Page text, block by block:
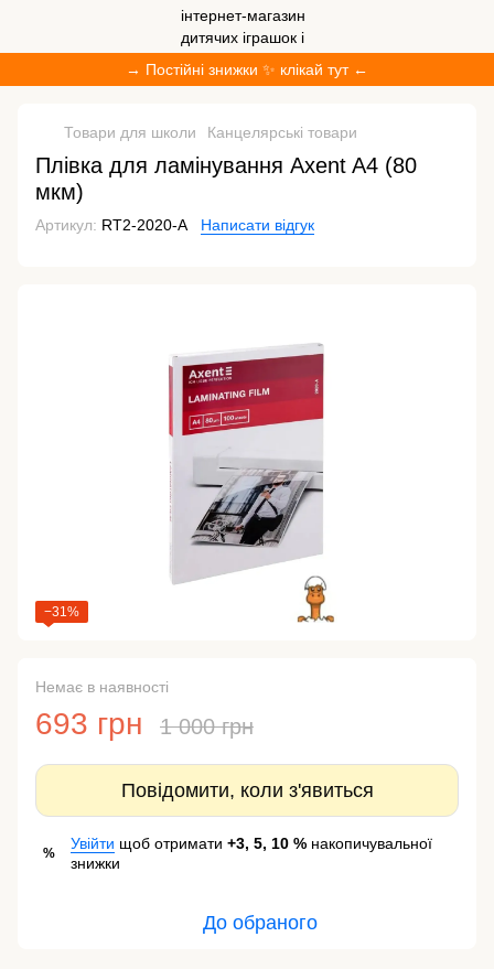
→ Постійні знижки ✨ клікай тут ←
Товари для школи Канцелярські товари
Плівка для ламінування Axent A4 (80
мкм)
Артикул: RT2-2020-A Написати відгук
−31%
Немає в наявності
693 грн 1 000 грн
Повідомити, коли з'явиться
%
Увійти щоб отримати +3, 5, 10 % накопичувальної
знижки
До обраного